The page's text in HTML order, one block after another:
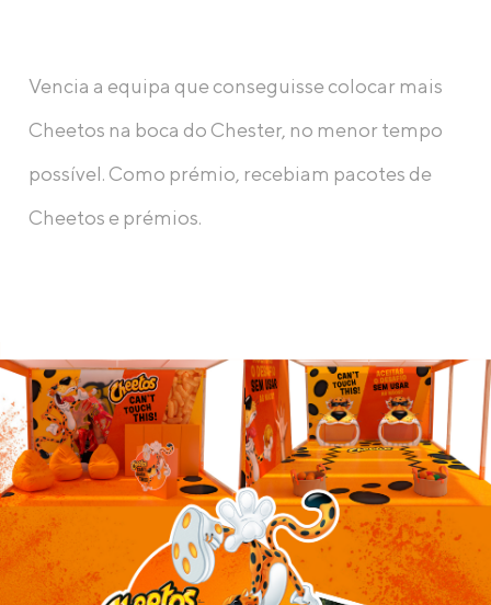
Vencia a equipa que conseguisse colocar mais
Cheetos na boca do Chester, no menor tempo
possível. Como prémio, recebiam pacotes de
Cheetos e prémios.